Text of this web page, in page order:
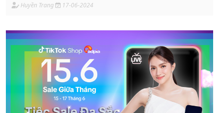
Huyền Trang 17-06-2024